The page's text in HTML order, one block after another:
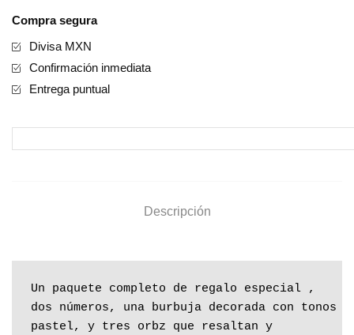
Compra segura
Divisa MXN
Confirmación inmediata
Entrega puntual
Descripción
Un paquete completo de regalo especial ,
dos números, una burbuja decorada con tonos
pastel, y tres orbz que resaltan y